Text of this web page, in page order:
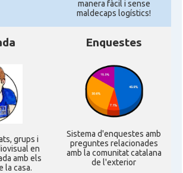
manera fàcil i sense
maldecaps logí­stics!
grups i
en
amb els
la casa.
Enquestes
Sistema d'enquestes amb
preguntes relacionades
amb la comunitat catalana
de l'exterior